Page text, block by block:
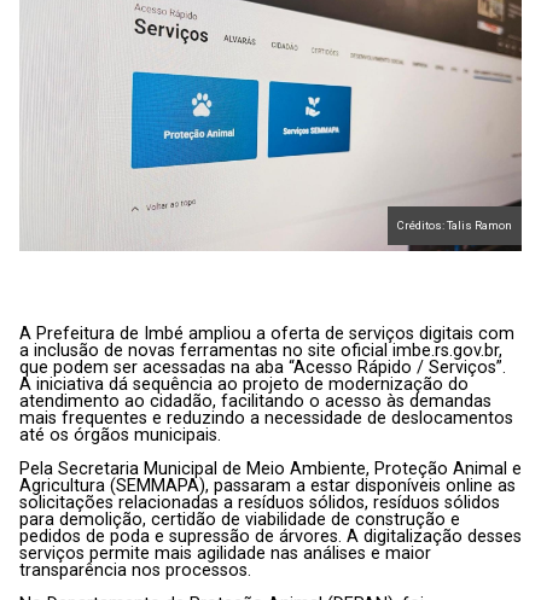
Créditos: Talis Ramon
A Prefeitura de Imbé ampliou a oferta de serviços digitais com
a inclusão de novas ferramentas no site oficial imbe.rs.gov.br,
que podem ser acessadas na aba “Acesso Rápido / Serviços”.
A iniciativa dá sequência ao projeto de modernização do
atendimento ao cidadão, facilitando o acesso às demandas
mais frequentes e reduzindo a necessidade de deslocamentos
até os órgãos municipais.
Pela Secretaria Municipal de Meio Ambiente, Proteção Animal e
Agricultura (SEMMAPA), passaram a estar disponíveis online as
solicitações relacionadas a resíduos sólidos, resíduos sólidos
para demolição, certidão de viabilidade de construção e
pedidos de poda e supressão de árvores. A digitalização desses
serviços permite mais agilidade nas análises e maior
transparência nos processos.